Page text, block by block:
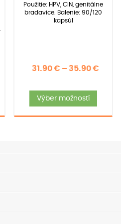
zákazníckych
recenzií
Použitie: HPV, CIN, genitálne
bradavice. Balenie: 90/120
kapsúl
31.90€ – 35.90€Price
Výber možností
má